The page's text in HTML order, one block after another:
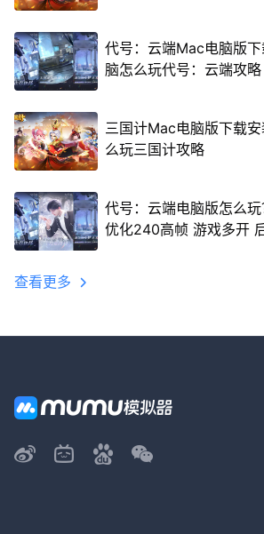
代号：云端Mac电脑版
脑怎么玩代号：云端攻略
三国计Mac电脑版下载
么玩三国计攻略
代号：云端电脑版怎么
优化240高帧 游戏多开
查看更多